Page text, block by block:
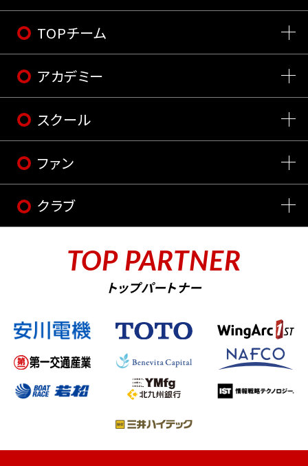
TOPチーム
アカデミー
スクール
ファン
クラブ
TOP PARTNER
トップパートナー